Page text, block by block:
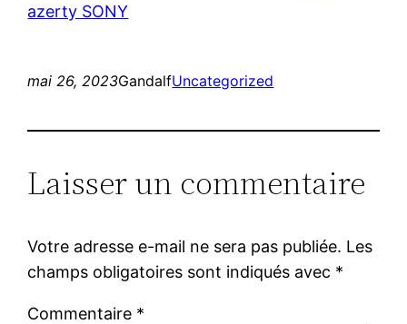
azerty SONY
mai 26, 2023GandalfUncategorized
Laisser un commentaire
Votre adresse e-mail ne sera pas publiée. Les
champs obligatoires sont indiqués avec *
Commentaire *